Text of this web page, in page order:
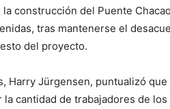
construcción del Puente
tras mantenerse el
del proyecto.
Harry Jürgensen, puntualizó
cantidad de trabajadores de